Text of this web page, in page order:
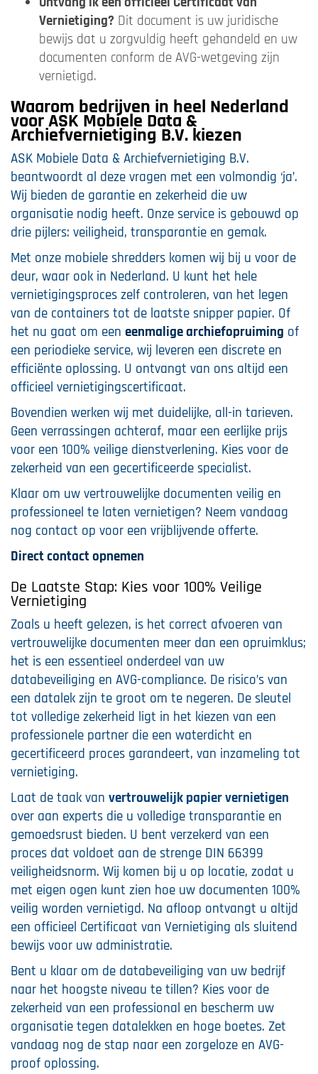
Vernietiging? Dit document is uw juridische
bewijs dat u zorgvuldig heeft gehandeld en uw
documenten conform de AVG-wetgeving zijn
vernietigd.
Waarom bedrijven in heel Nederland
voor ASK Mobiele Data &
Archiefvernietiging B.V. kiezen
ASK Mobiele Data & Archiefvernietiging B.V.
beantwoordt al deze vragen met een volmondig ‘ja’.
Wij bieden de garantie en zekerheid die uw
organisatie nodig heeft. Onze service is gebouwd op
drie pijlers: veiligheid, transparantie en gemak.
Met onze mobiele shredders komen wij bij u voor de
deur, waar ook in Nederland. U kunt het hele
vernietigingsproces zelf controleren, van het legen
van de containers tot de laatste snipper papier. Of
het nu gaat om een eenmalige archiefopruiming of
een periodieke service, wij leveren een discrete en
efficiënte oplossing. U ontvangt van ons altijd een
officieel vernietigingscertificaat.
Bovendien werken wij met duidelijke, all-in tarieven.
Geen verrassingen achteraf, maar een eerlijke prijs
voor een 100% veilige dienstverlening. Kies voor de
zekerheid van een gecertificeerde specialist.
Klaar om uw vertrouwelijke documenten veilig en
professioneel te laten vernietigen? Neem vandaag
nog contact op voor een vrijblijvende offerte.
Direct contact opnemen
De Laatste Stap: Kies voor 100% Veilige
Vernietiging
Zoals u heeft gelezen, is het correct afvoeren van
vertrouwelijke documenten meer dan een opruimklus;
het is een essentieel onderdeel van uw
databeveiliging en AVG-compliance. De risico’s van
een datalek zijn te groot om te negeren. De sleutel
tot volledige zekerheid ligt in het kiezen van een
professionele partner die een waterdicht en
gecertificeerd proces garandeert, van inzameling tot
vernietiging.
Laat de taak van vertrouwelijk papier vernietigen
over aan experts die u volledige transparantie en
gemoedsrust bieden. U bent verzekerd van een
proces dat voldoet aan de strenge DIN 66399
veiligheidsnorm. Wij komen bij u op locatie, zodat u
met eigen ogen kunt zien hoe uw documenten 100%
veilig worden vernietigd. Na afloop ontvangt u altijd
een officieel Certificaat van Vernietiging als sluitend
bewijs voor uw administratie.
Bent u klaar om de databeveiliging van uw bedrijf
naar het hoogste niveau te tillen? Kies voor de
zekerheid van een professional en bescherm uw
organisatie tegen datalekken en hoge boetes. Zet
vandaag nog de stap naar een zorgeloze en AVG-
proof oplossing.